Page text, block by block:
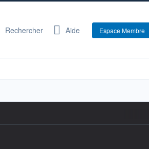
Rechercher Aide Espace Membre